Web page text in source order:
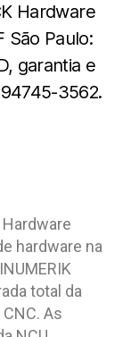
Hardware
São Paulo:
garantia e
3562.
Hardware
hardware na
total da
As